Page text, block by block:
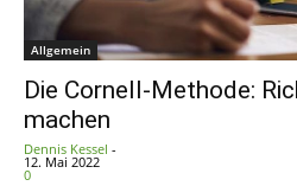
Allgemein
Die Cornell-Methode:
machen
Dennis Kessel -
12. Mai 2022
0